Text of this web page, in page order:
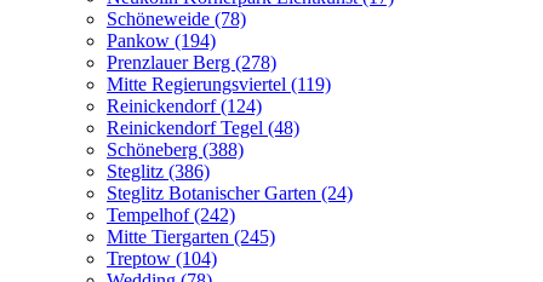
Schöneweide (78)
Pankow (194)
Prenzlauer Berg (278)
Mitte Regierungsviertel (119)
Reinickendorf (124)
Reinickendorf Tegel (48)
Schöneberg (388)
Steglitz (386)
Steglitz Botanischer Garten (24)
Tempelhof (242)
Mitte Tiergarten (245)
Treptow (104)